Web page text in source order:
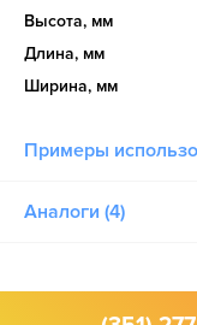
Высота, мм
Длина, мм
Ширина, мм
Примеры
Аналоги (4)